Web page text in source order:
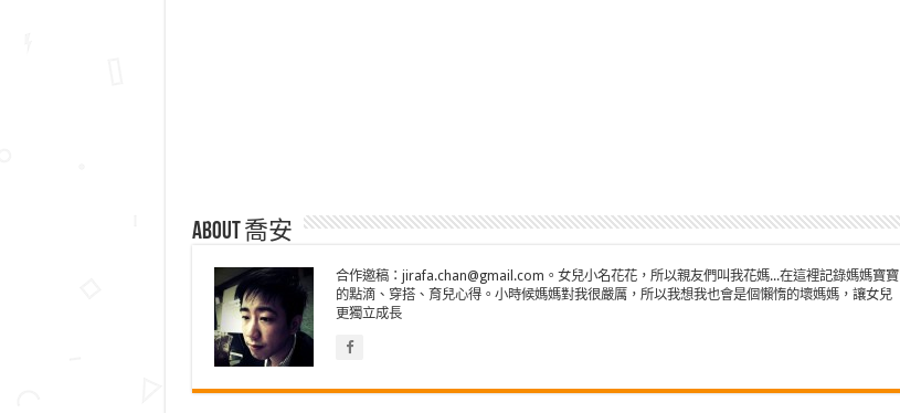
About 喬安
合作邀稿：jirafa.chan@gmail.com。女兒小名花花，所以親友們叫我花媽...在這裡記錄媽媽寶寶
的點滴、穿搭、育兒心得。小時候媽媽對我很嚴厲，所以我想我也會是個懶惰的壞媽媽，讓女兒
更獨立成長